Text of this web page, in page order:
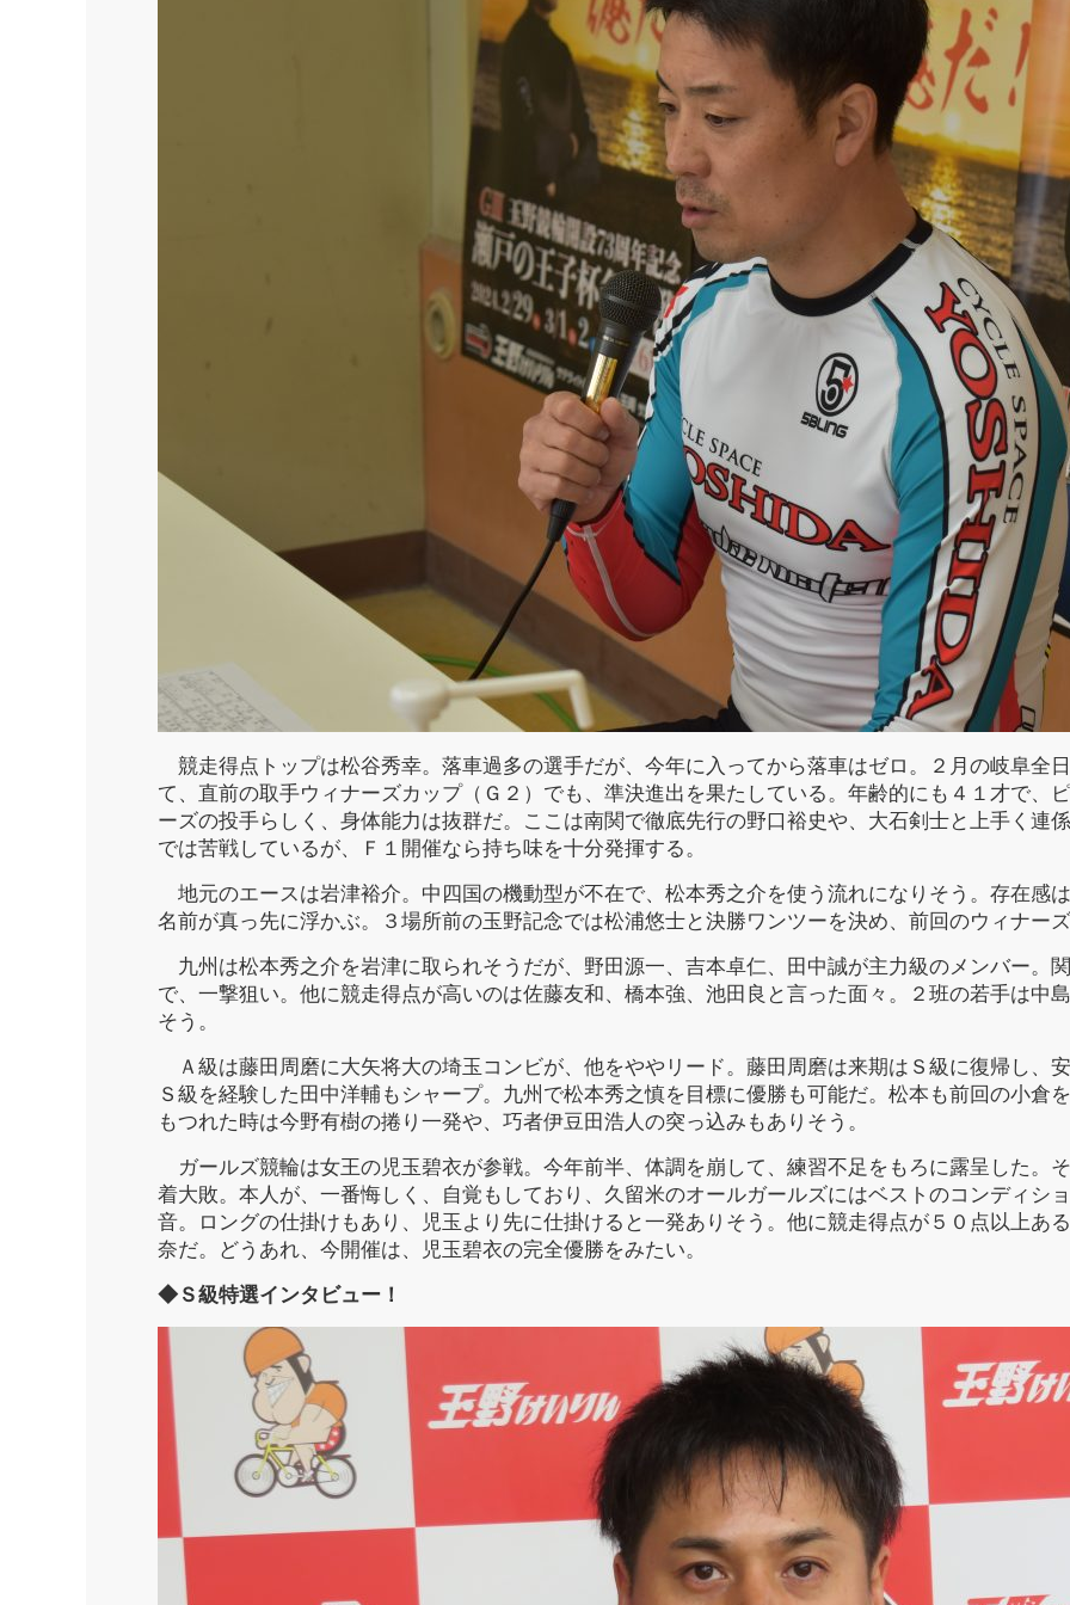
競走得点トップは松谷秀幸。落車過多の選手だが、今年に入ってから落車はゼロ。２月の岐阜全
て、直前の取手ウィナーズカップ（Ｇ２）でも、準決進出を果たしている。年齢的にも４１才で、
ーズの投手らしく、身体能力は抜群だ。ここは南関で徹底先行の野口裕史や、大石剣士と上手く連
では苦戦しているが、Ｆ１開催なら持ち味を十分発揮する。
地元のエースは岩津裕介。中四国の機動型が不在で、松本秀之介を使う流れになりそう。存在感
名前が真っ先に浮かぶ。３場所前の玉野記念では松浦悠士と決勝ワンツーを決め、前回のウィナー
九州は松本秀之介を岩津に取られそうだが、野田源一、吉本卓仁、田中誠が主力級のメンバー。
で、一撃狙い。他に競走得点が高いのは佐藤友和、橋本強、池田良と言った面々。２班の若手は中
そう。
Ａ級は藤田周磨に大矢将大の埼玉コンビが、他をややリード。藤田周磨は来期はＳ級に復帰し、
Ｓ級を経験した田中洋輔もシャープ。九州で松本秀之慎を目標に優勝も可能だ。松本も前回の小倉
もつれた時は今野有樹の捲り一発や、巧者伊豆田浩人の突っ込みもありそう。
ガールズ競輪は女王の児玉碧衣が参戦。今年前半、体調を崩して、練習不足をもろに露呈した。
着大敗。本人が、一番悔しく、自覚もしており、久留米のオールガールズにはベストのコンディシ
音。ロングの仕掛けもあり、児玉より先に仕掛けると一発ありそう。他に競走得点が５０点以上あ
奈だ。どうあれ、今開催は、児玉碧衣の完全優勝をみたい。
◆Ｓ級特選インタビュー！